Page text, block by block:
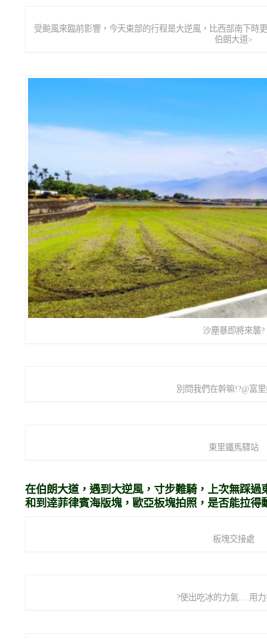
受颱風來臨前影響，今天東部的行程是大逆風，比西部南下時
伯朗大道>
沙塵暴即將來襲?
別問我們在幹嘛!?@富
東里鐵馬驛站
在伯朗大道，遇到大逆風，寸步難騎，上次無踩
和到逹菲律賓海版塊，歐亞板塊拍照，是否能拉得
板塊交接處
?使出吃冰的力氣….用